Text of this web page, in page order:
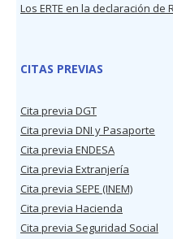
Los ERTE en la declaración de
CITAS PREVIAS
Cita previa DGT
Cita previa DNI y Pasaporte
Cita previa ENDESA
Cita previa Extranjería
Cita previa SEPE (INEM)
Cita previa Hacienda
Cita previa Seguridad Social